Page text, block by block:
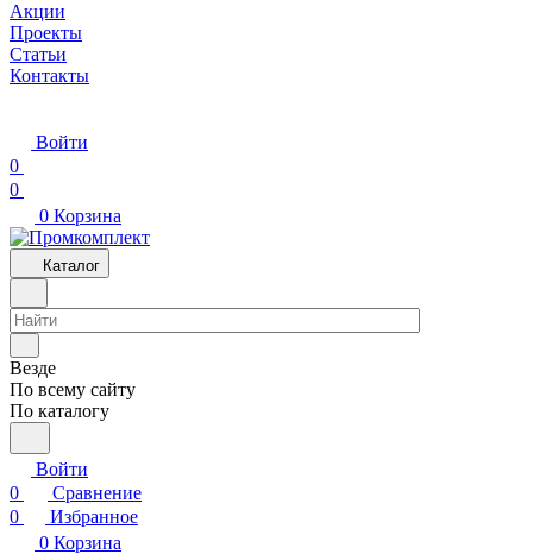
Акции
Проекты
Статьи
Контакты
Войти
0
0
0 Корзина
Каталог
Везде
По всему сайту
По каталогу
Войти
0
Сравнение
0
Избранное
0 Корзина